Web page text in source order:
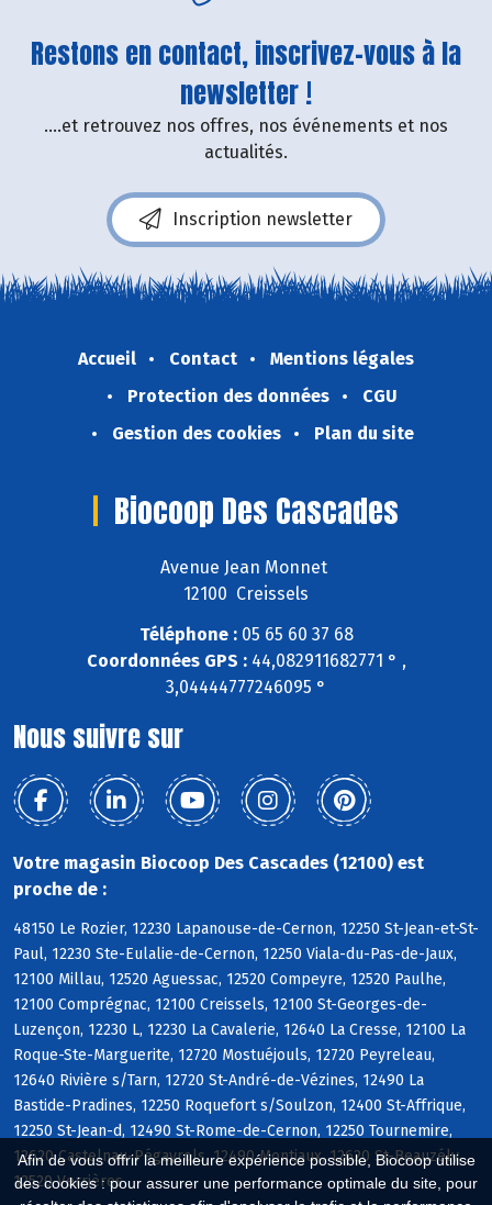
Afin de vous offrir la meilleure expérience possible, Biocoop utilise
des cookies : pour assurer une performance optimale du site, pour
Restons en contact, inscrivez-vous à la
newsletter !
....et retrouvez nos offres, nos événements et nos
actualités.
Inscription newsletter
Accueil Contact
Mentions légales
Protection des données
CGU
Gestion des cookies
Plan du site
Biocoop Des Cascades
Avenue Jean Monnet
12100 Creissels
Téléphone :05 65 60 37 68
Coordonnées GPS :44,082911682771 ° ,
3,04444777246095 °
Nous suivre sur
Votre magasin Biocoop Des Cascades (12100) est
proche de :
48150 Le Rozier, 12230 Lapanouse-de-Cernon, 12250 St-Jean-et-St-
Paul, 12230 Ste-Eulalie-de-Cernon, 12250 Viala-du-Pas-de-Jaux,
12100 Millau, 12520 Aguessac, 12520 Compeyre, 12520 Paulhe,
12100 Comprégnac, 12100 Creissels, 12100 St-Georges-de-
Luzençon, 12230 L, 12230 La Cavalerie, 12640 La Cresse, 12100 La
Roque-Ste-Marguerite, 12720 Mostuéjouls, 12720 Peyreleau,
12640 Rivière s/Tarn, 12720 St-André-de-Vézines, 12490 La
Bastide-Pradines, 12250 Roquefort s/Soulzon, 12400 St-Affrique,
12250 St-Jean-d, 12490 St-Rome-de-Cernon, 12250 Tournemire,
12620 Castelnau-Pégayrols, 12490 Montjaux, 12620 St-Beauzély,
12520 Verrières